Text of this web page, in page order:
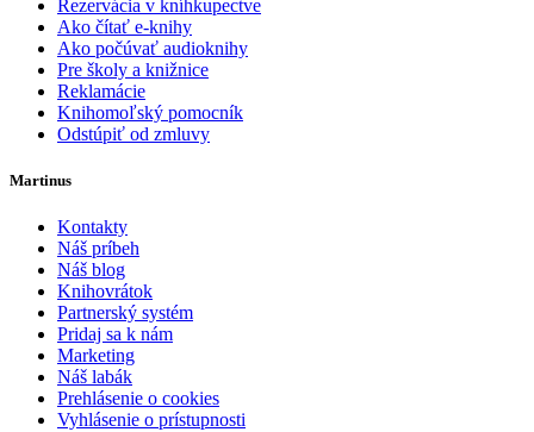
Rezervácia v kníhkupectve
Ako čítať e-knihy
Ako počúvať audioknihy
Pre školy a knižnice
Reklamácie
Knihomoľský pomocník
Odstúpiť od zmluvy
Martinus
Kontakty
Náš príbeh
Náš blog
Knihovrátok
Partnerský systém
Pridaj sa k nám
Marketing
Náš labák
Prehlásenie o cookies
Vyhlásenie o prístupnosti